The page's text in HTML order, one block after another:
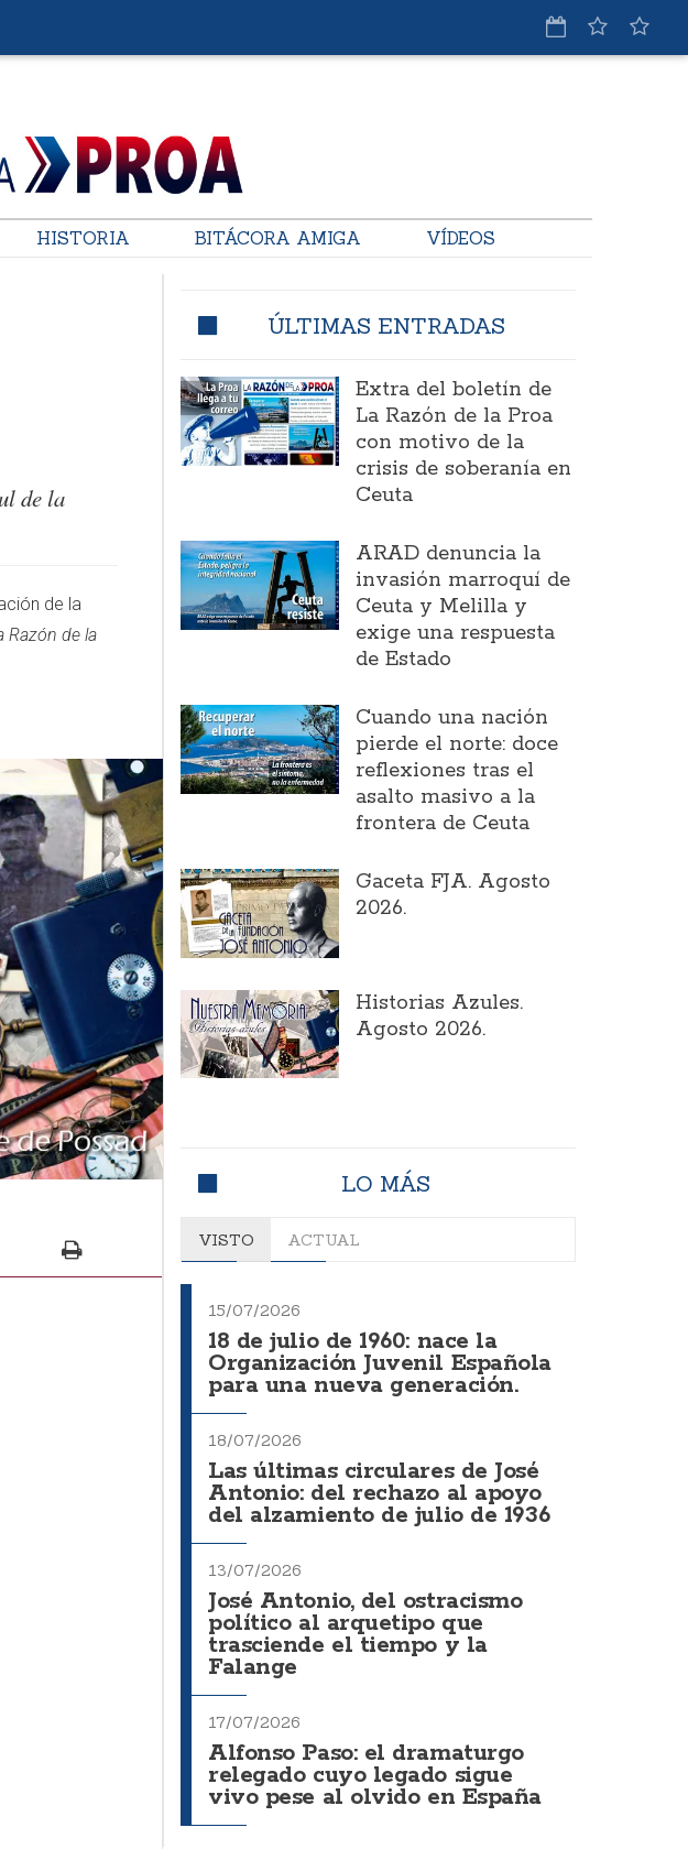
HISTORIA BITÁCORA AMIGA VÍDEOS
de la
de la
Razón de la
ÚLTIMAS ENTRADAS
Extra del boletín de
La Razón de la Proa
con motivo de la
crisis de soberanía en
Ceuta
ARAD denuncia la
invasión marroquí de
Ceuta y Melilla y
exige una respuesta
de Estado
Cuando una nación
pierde el norte: doce
reflexiones tras el
asalto masivo a la
frontera de Ceuta
Gaceta FJA. Agosto
2026.
Historias Azules.
Agosto 2026.
LO MÁS
VISTO ACTUAL
15/07/2026
18 de julio de 1960: nace la
Organización Juvenil Española
para una nueva generación.
18/07/2026
Las últimas circulares de José
Antonio: del rechazo al apoyo
del alzamiento de julio de 1936
13/07/2026
José Antonio, del ostracismo
político al arquetipo que
trasciende el tiempo y la
Falange
17/07/2026
Alfonso Paso: el dramaturgo
relegado cuyo legado sigue
vivo pese al olvido en España